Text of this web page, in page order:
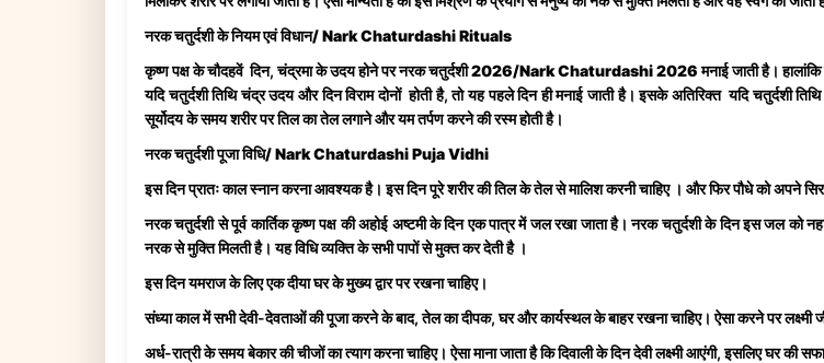
नरक चतुर्दशी के नियम एवं विधान/ Nark Chaturdashi Rituals
कृष्ण पक्ष के चौदहवें दिन, चंद्रमा के उदय होने परनरक चतुर्दशी 2026/Nark Chaturdashi 2026मनाई जाती है।
यदि चतुर्दशी तिथि चंद्र उदय और दिन विराम दोनों होती है, तो यह पहले दिन ही मनाई जाती है। इसके अतिरिक्त यदि चतुर्दशी
सूर्योदय के समय शरीर पर तिल का तेल लगाने और यम तर्पण करने की रस्म होती है।
नरक चतुर्दशी पूजा विधि/ Nark Chaturdashi Puja Vidhi
इस दिन प्रातः काल स्नान करना आवश्यक है। इस दिन पूरे शरीर की तिल के तेल से मालिश करनी चाहिए । और फिर पौधे को अपने
नरक चतुर्दशी से पूर्व कार्तिक कृष्ण पक्ष की अहोई अष्टमी के दिन एक पात्र में जल रखा जाता है। नरक चतुर्दशी के दिन इस जल को
नरक से मुक्ति मिलती है। यह विधि व्यक्ति के सभी पापों से मुक्त कर देती है ।
इस दिन यमराज के लिए एक दीया घर के मुख्य द्वार पर रखना चाहिए।
संध्या काल में सभी देवी-देवताओं की पूजा करने के बाद, तेल का दीपक, घर और कार्यस्थल के बाहर रखना चाहिए। ऐसा करने पर लक्ष्मी
अर्ध-रात्री के समय बेकार की चीजों का त्याग करना चाहिए। ऐसा माना जाता है कि दिवाली के दिन देवी लक्ष्मी आएंगी, इसलिए घर की